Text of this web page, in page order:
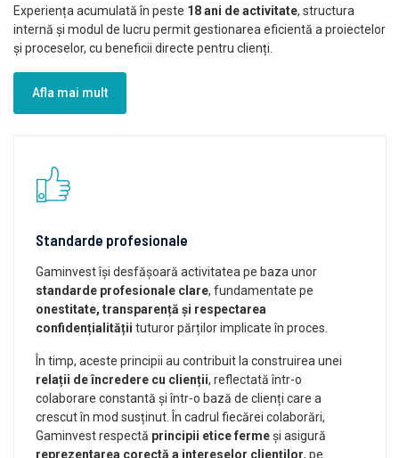
Experiența acumulată în peste 18 ani de activitate, structura
internă și modul de lucru permit gestionarea eficientă a proiectelor
și proceselor, cu beneficii directe pentru clienți.
Afla mai mult
Standarde profesionale
Gaminvest își desfășoară activitatea pe baza unor
standarde profesionale clare, fundamentate pe
onestitate, transparență și respectarea
confidențialității tuturor părților implicate în proces.
În timp, aceste principii au contribuit la construirea unei
relații de încredere cu clienții, reflectată într-o
colaborare constantă și într-o bază de clienți care a
crescut în mod susținut. În cadrul fiecărei colaborări,
Gaminvest respectă principii etice fermeși asigură
reprezentarea corectă a intereselor clienților, pe